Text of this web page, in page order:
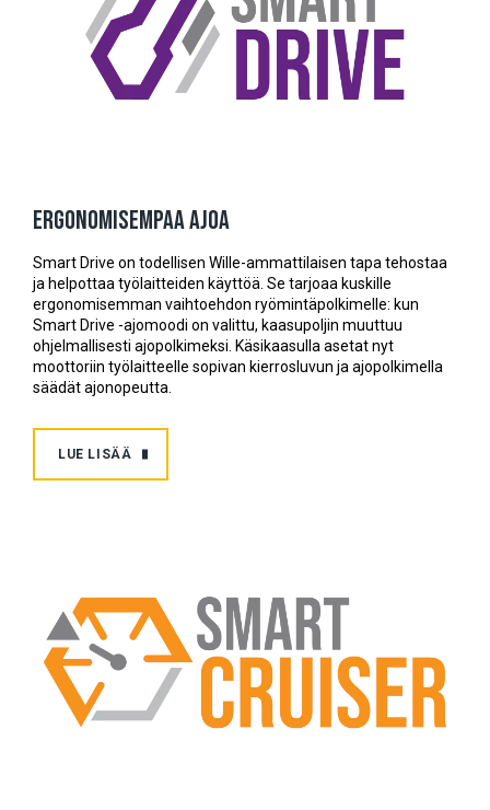
Ergonomisempaa ajoa
Smart Drive on todellisen Wille-ammattilaisen tapa tehostaa
ja helpottaa työlaitteiden käyttöä. Se tarjoaa kuskille
ergonomisemman vaihtoehdon ryömintäpolkimelle: kun
Smart Drive -ajomoodi on valittu, kaasupoljin muuttuu
ohjelmallisesti ajopolkimeksi. Käsikaasulla asetat nyt
moottoriin työlaitteelle sopivan kierrosluvun ja ajopolkimella
säädät ajonopeutta.
LUE LISÄÄ